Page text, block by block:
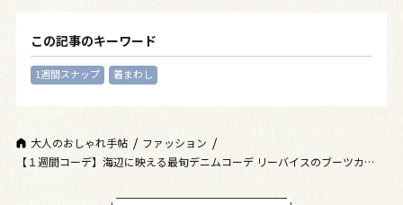
この記事のキーワード
1週間スナップ 着まわし
大人のおしゃれ手帖
ファッション
【１週間コーデ】海辺に映える最旬デニムコーデ リーバイスのブーツカット